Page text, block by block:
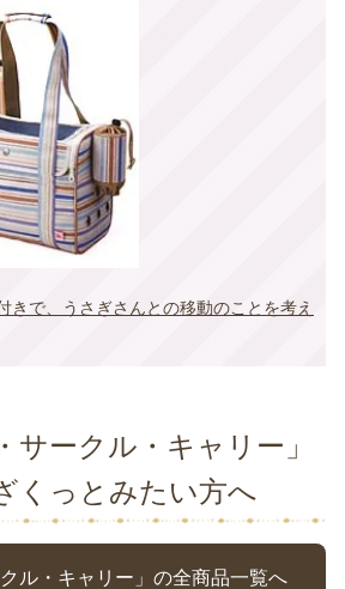
きで、うさぎさんとの移動のことを考え
サークル・キャリー」
くっとみたい方へ
クル・キャリー」の全商品一覧へ